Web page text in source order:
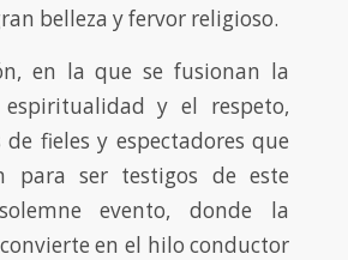
belleza y fervor religioso.
en la que se fusionan la
y el respeto,
fieles y espectadores que
para ser testigos de este
evento, donde la
en el hilo conductor